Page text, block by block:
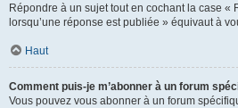
Répondre à un sujet tout en cochant la case «
lorsqu’une réponse est publiée » équivaut à
Haut
Comment puis-je m’abonner à un forum
Vous pouvez vous abonner à un forum